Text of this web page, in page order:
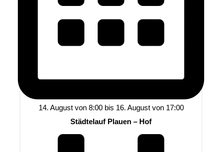
14. August von 8:00bis 16. August von 17:00
Städtelauf Plauen – Hof